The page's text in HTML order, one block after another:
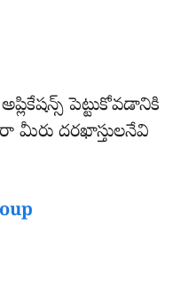
పెట్టుకోవడానికి
మీరు దరఖాస్తులనేవి